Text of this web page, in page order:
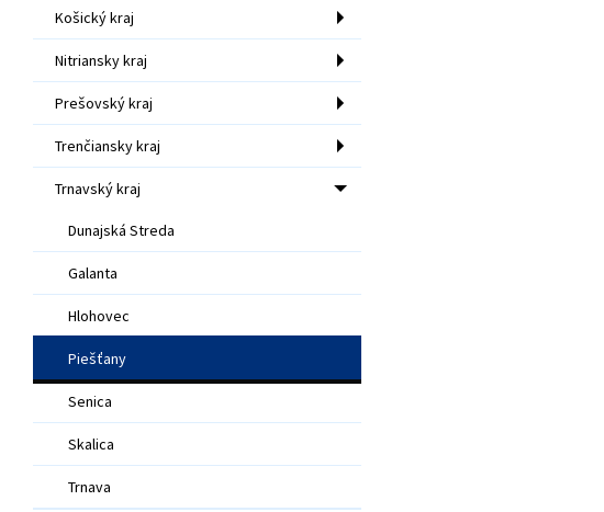
Košický kraj
Nitriansky kraj
Prešovský kraj
Trenčiansky kraj
Trnavský kraj
Dunajská Streda
Galanta
Hlohovec
Piešťany
Senica
Skalica
Trnava